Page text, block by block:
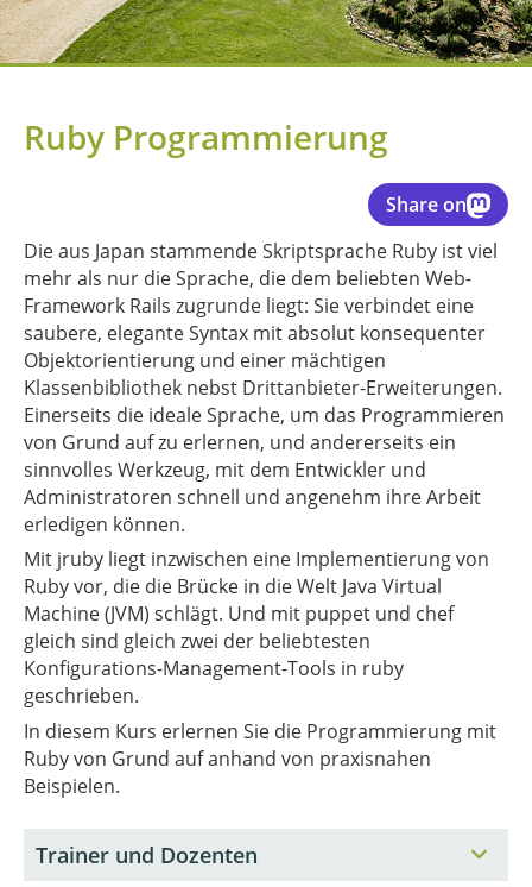
Ruby Programmierung
Share on
Die aus Japan stammende Skriptsprache Ruby ist viel
mehr als nur die Sprache, die dem beliebten Web-
Framework Rails zugrunde liegt: Sie verbindet eine
saubere, elegante Syntax mit absolut konsequenter
Objektorientierung und einer mächtigen
Klassenbibliothek nebst Drittanbieter-Erweiterungen.
Einerseits die ideale Sprache, um das Programmieren
von Grund auf zu erlernen, und andererseits ein
sinnvolles Werkzeug, mit dem Entwickler und
Administratoren schnell und angenehm ihre Arbeit
erledigen können.
Mit jruby liegt inzwischen eine Implementierung von
Ruby vor, die die Brücke in die Welt Java Virtual
Machine (JVM) schlägt. Und mit puppet und chef
gleich sind gleich zwei der beliebtesten
Konfigurations-Management-Tools in ruby
geschrieben.
In diesem Kurs erlernen Sie die Programmierung mit
Ruby von Grund auf anhand von praxisnahen
Beispielen.
Trainer und Dozenten